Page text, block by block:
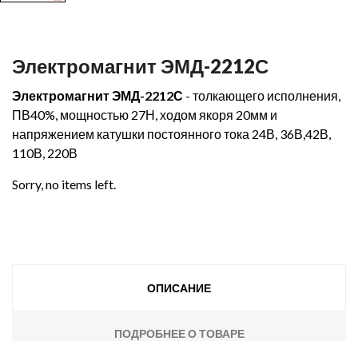
Электромагнит ЭМД-2212С
Электромагнит ЭМД-2212С - толкающего исполнения,
ПВ40%, мощностью 27Н, ходом якоря 20мм и
напряжением катушки постоянного тока 24В, 36В,42В,
110В, 220В
Sorry, no items left.
ОПИСАНИЕ
ПОДРОБНЕЕ О ТОВАРЕ